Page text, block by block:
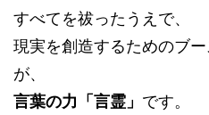
すべてを祓ったうえで、
現実を創造するためのブ
が、
言葉の力「言霊」 です。